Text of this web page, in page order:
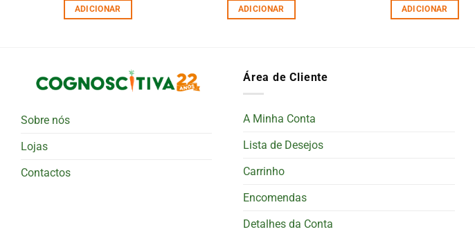
ADICIONAR ADICIONAR ADICIONAR
Sobre nós
Lojas
Contactos
Área de Cliente
A Minha Conta
Lista de Desejos
Carrinho
Encomendas
Detalhes da Conta